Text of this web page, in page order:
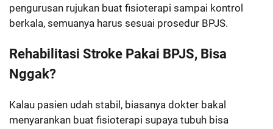
pengurusan rujukan buat fisioterapi sampai kontrol
berkala, semuanya harus sesuai prosedur BPJS.
Rehabilitasi Stroke Pakai BPJS, Bisa
Nggak?
Kalau pasien udah stabil, biasanya dokter bakal
menyarankan buat fisioterapi supaya tubuh bisa